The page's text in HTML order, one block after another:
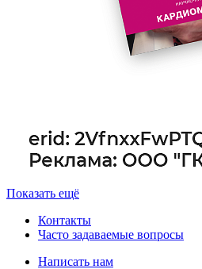
Показать ещё
Контакты
Часто задаваемые вопросы
Написать нам